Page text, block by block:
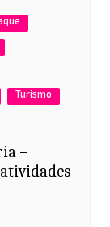
Turismo
–